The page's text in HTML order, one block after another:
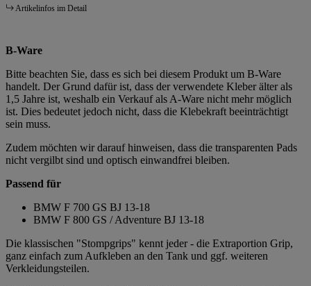
Artikelinfos im Detail
B-Ware
Bitte beachten Sie, dass es sich bei diesem Produkt um B-Ware
handelt. Der Grund dafür ist, dass der verwendete Kleber älter als
1,5 Jahre ist, weshalb ein Verkauf als A-Ware nicht mehr möglich
ist. Dies bedeutet jedoch nicht, dass die Klebekraft beeinträchtigt
sein muss.
Zudem möchten wir darauf hinweisen, dass die transparenten Pads
nicht vergilbt sind und optisch einwandfrei bleiben.
Passend für
BMW F 700 GS BJ 13-18
BMW F 800 GS / Adventure BJ 13-18
Die klassischen "Stompgrips" kennt jeder - die Extraportion Grip,
ganz einfach zum Aufkleben an den Tank und ggf. weiteren
Verkleidungsteilen.